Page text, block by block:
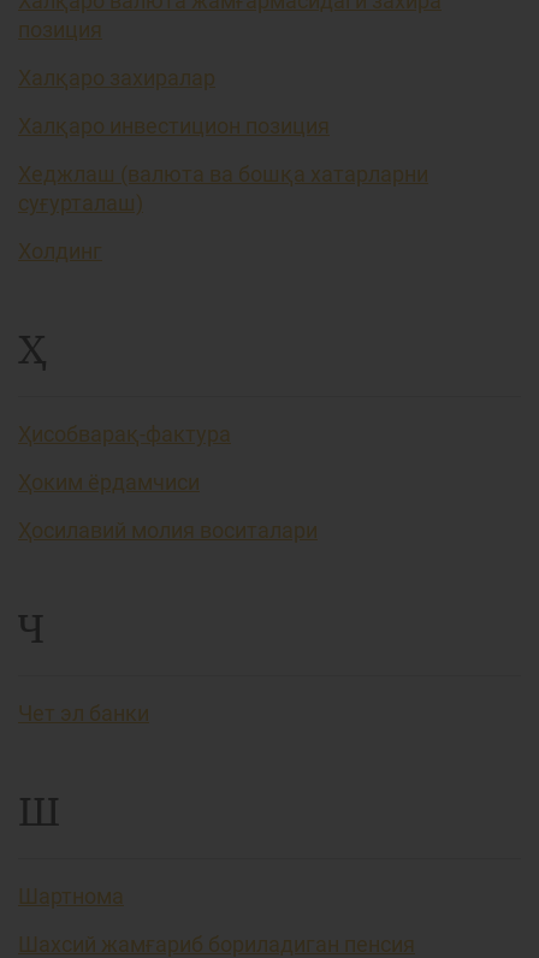
позиция
Халқаро захиралар
Халқаро инвестицион позиция
Хеджлаш (валюта ва бошқа хатарларни
суғурталаш)
Холдинг
Ҳ
Ҳисобварақ-фактура
Ҳоким ёрдамчиси
Ҳосилавий молия воситалари
Ч
Чет эл банки
Ш
Шартнома
Шахсий жамғариб бориладиган пенсия